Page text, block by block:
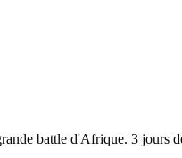
battle d'Afrique. 3 jours